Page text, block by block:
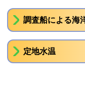
調査船による海
定地水温